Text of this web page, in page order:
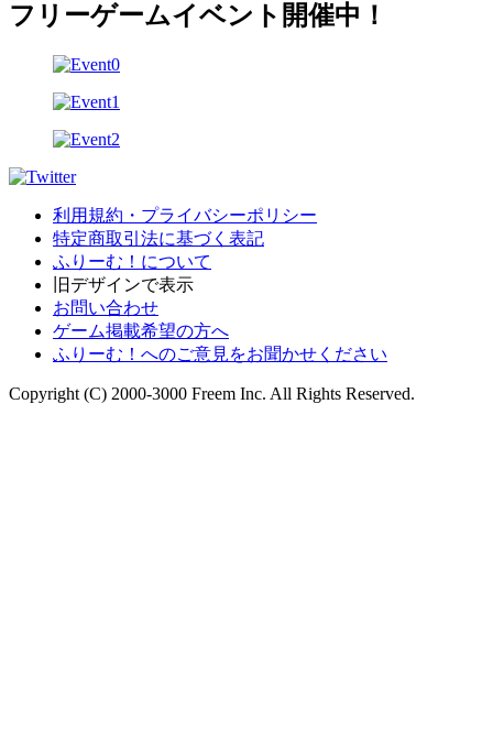
フリーゲームイベント開催中！
利用規約・プライバシーポリシー
特定商取引法に基づく表記
ふりーむ！について
旧デザインで表示
お問い合わせ
ゲーム掲載希望の方へ
ふりーむ！へのご意見をお聞かせください
Copyright (C) 2000-3000 Freem Inc. All Rights Reserved.